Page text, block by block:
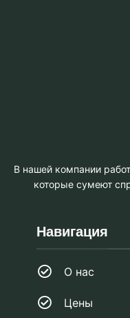
В нашей компании
которые сумеют
Навигация
О нас
Цены